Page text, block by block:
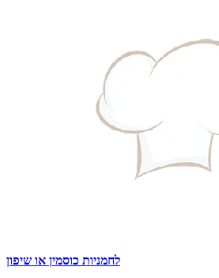
לחמניות כוסמין או שיפון